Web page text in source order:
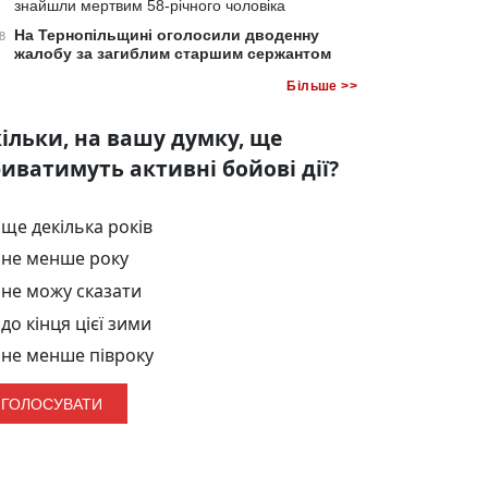
знайшли мертвим 58-річного чоловіка
На Тернопільщині оголосили дводенну
жалобу за загиблим старшим сержантом
Більше >>
на вашу думку, ще
активні бойові дії?
ще декілька років
не менше року
не можу сказати
до кінця цієї зими
не менше півроку